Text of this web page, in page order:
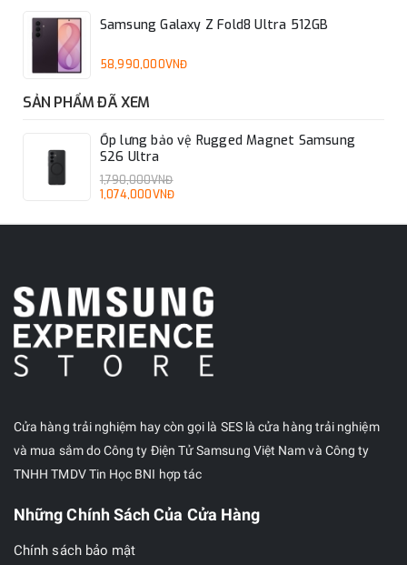
Samsung Galaxy Z Fold8 Ultra 512GB
58,990,000VNĐ
SẢN PHẨM ĐÃ XEM
Ốp lưng bảo vệ Rugged Magnet Samsung
S26 Ultra
1,790,000VNĐ
1,074,000VNĐ
Cửa hàng trải nghiệm hay còn gọi là SES là cửa hàng trải nghiệm
và mua sắm do Công ty Điện Tử Samsung Việt Nam và Công ty
TNHH TMDV Tin Học BNI hợp tác
Những Chính Sách Của Cửa Hàng
Chính sách bảo mật